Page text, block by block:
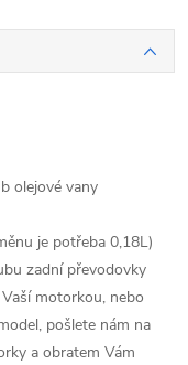
olejové vany
je potřeba 0,18L)
zadní převodovky
motorkou, nebo
pošlete nám na
a obratem Vám